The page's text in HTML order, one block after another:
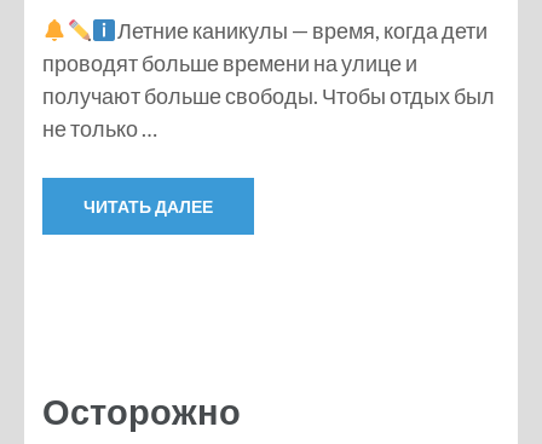
Летние каникулы — время, когда дети
проводят больше времени на улице и
получают больше свободы. Чтобы отдых был
не только …
ЧИТАТЬ ДАЛЕЕ
Осторожно